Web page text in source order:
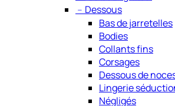
﹣ Dessous
Bas de jarretelles
Bodies
Collants fins
Corsages
Dessous de
Lingerie
Négligés